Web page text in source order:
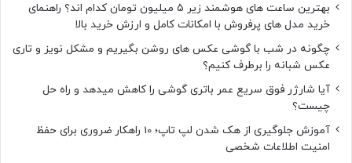
ا
د
بهترین ساعت های هوشمند زیر ۵ میلیون تومان کدام اند؟ راهنمای
خرید مدل های پرفروش با امکانات کامل و ارزش خرید بالا
چگونه در شب با گوشی عکس های روشن بگیریم و مشکل نویز و تاری
عکس شبانه را برطرف کنیم؟
آیا شارژر فوق سریع عمر باتری گوشی را کاهش میدهد و راه حل
چیست؟
آموزش جلوگیری از هک شدن لپ تاپ؛ 10 راهکار ضروری برای حفظ
امنیت اطلاعات شخصی